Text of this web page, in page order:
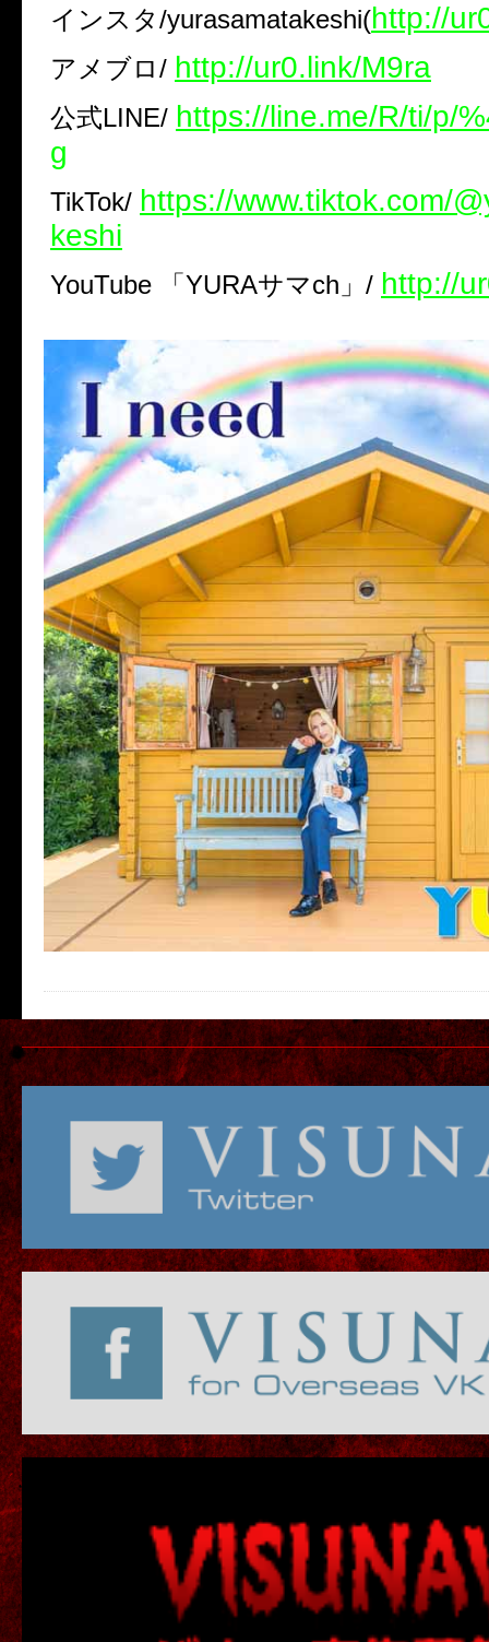
インスタ/yurasamatakeshi(http://
アメブロ/ http://ur0.link/M9ra
公式LINE/ https://line.me/R/ti/p/
g
TikTok/ https://www.tiktok.com/
keshi
YouTube 「 YURAサマch 」 / http://